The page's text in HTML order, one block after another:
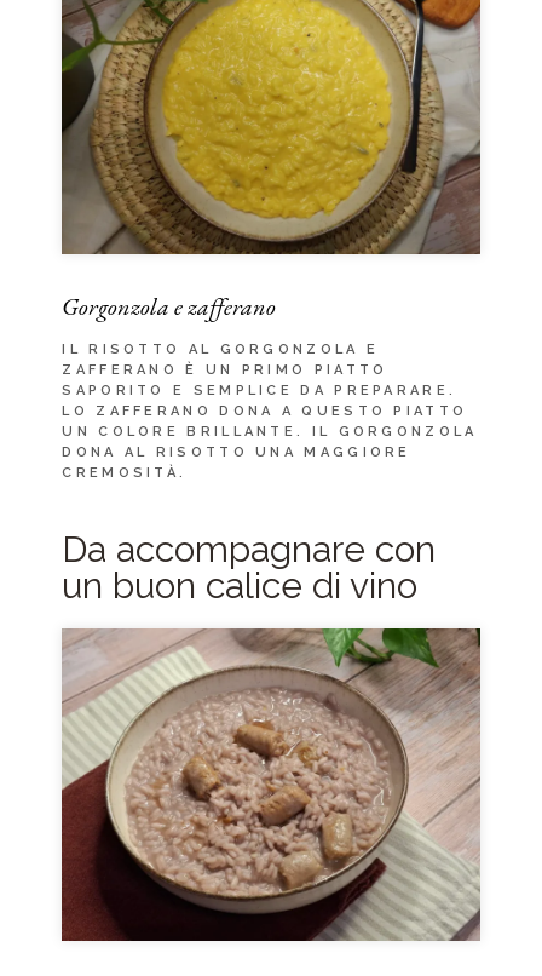
Gorgonzola e zafferano
IL RISOTTO AL GORGONZOLA E
ZAFFERANO È UN PRIMO PIATTO
SAPORITO E SEMPLICE DA PREPARARE.
LO ZAFFERANO DONA A QUESTO PIATTO
UN COLORE BRILLANTE. IL GORGONZOLA
DONA AL RISOTTO UNA MAGGIORE
CREMOSITÀ.
Da accompagnare con
un buon calice di vino